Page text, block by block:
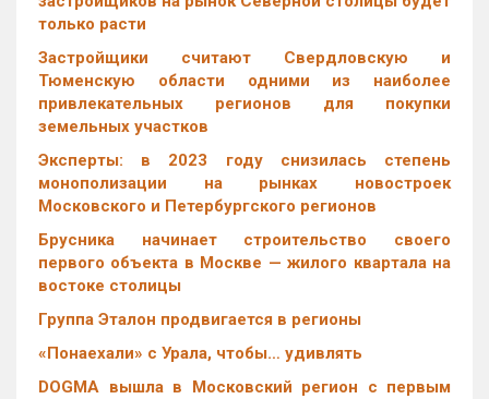
только расти
Застройщики считают Свердловскую и
Тюменскую области одними из наиболее
привлекательных регионов для покупки
земельных участков
Эксперты: в 2023 году снизилась степень
монополизации на рынках новостроек
Московского и Петербургского регионов
Брусника начинает строительство своего
первого объекта в Москве — жилого квартала на
востоке столицы
Группа Эталон продвигается в регионы
«Понаехали» с Урала, чтобы… удивлять
DOGMA вышла в Московский регион с первым